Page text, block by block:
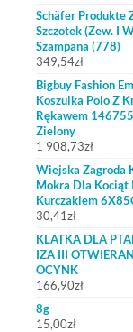
Schäfer Produkte
Szczotek (Zew. I
Szampana (778)
349,54zł
Bigbuy Fashion
Koszulka Polo Z
Rękawem
Zielony
1 908,73zł
Wiejska Zagroda
Mokra Dla Kociąt
Kurczakiem
30,41zł
KLATKA DLA
IZA III
OCYNK
166,90zł
8g
15,00zł